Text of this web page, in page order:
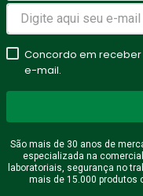
Avalie o
estrelas
★★★★★
Seu nome
Endereço de
Concordo em
e-mail.
São mais de 30 anos de
especializada na
laboratoriais, segurança no
mais de 15.000 produtos